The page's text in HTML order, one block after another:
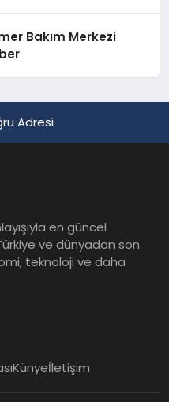
Bakım Merkezi
Adresi
en güncel
ve dünyadan son
teknoloji ve daha
Künyeİletişim